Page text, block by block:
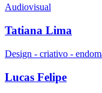
Audiovisual
Tatiana Lima
Design - criativo -
Lucas Felipe